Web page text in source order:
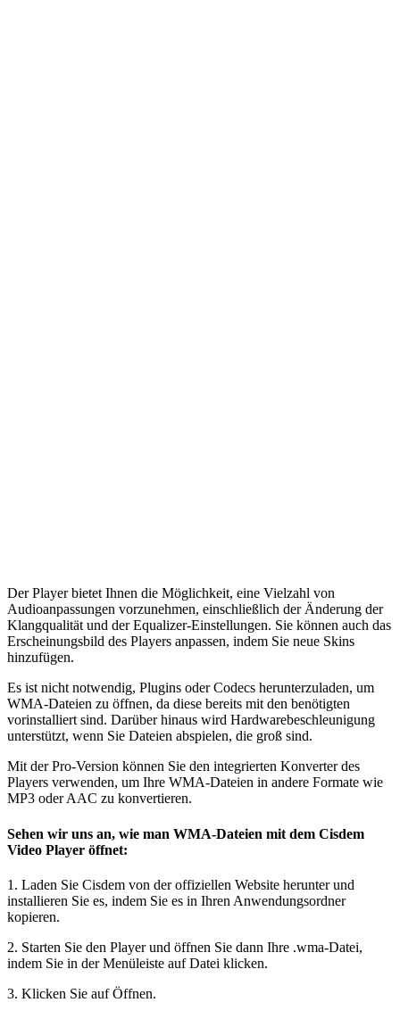
Der Player bietet Ihnen die Möglichkeit, eine Vielzahl von
Audioanpassungen vorzunehmen, einschließlich der Änderung der
Klangqualität und der Equalizer-Einstellungen. Sie können auch das
Erscheinungsbild des Players anpassen, indem Sie neue Skins
hinzufügen.
Es ist nicht notwendig, Plugins oder Codecs herunterzuladen, um
WMA-Dateien zu öffnen, da diese bereits mit den benötigten
vorinstalliert sind. Darüber hinaus wird Hardwarebeschleunigung
unterstützt, wenn Sie Dateien abspielen, die groß sind.
Mit der Pro-Version können Sie den integrierten Konverter des
Players verwenden, um Ihre WMA-Dateien in andere Formate wie
MP3 oder AAC zu konvertieren.
Sehen wir uns an, wie man WMA-Dateien mit dem Cisdem
Video Player öffnet:
1. Laden Sie Cisdem von der offiziellen Website herunter und
installieren Sie es, indem Sie es in Ihren Anwendungsordner
kopieren.
2. Starten Sie den Player und öffnen Sie dann Ihre .wma-Datei,
indem Sie in der Menüleiste auf Datei klicken.
3. Klicken Sie auf Öffnen.